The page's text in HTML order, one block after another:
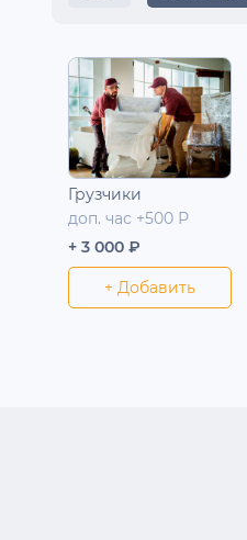
Грузчики
доп. час +500 Р
+ 3 000 ₽
+ Добавить